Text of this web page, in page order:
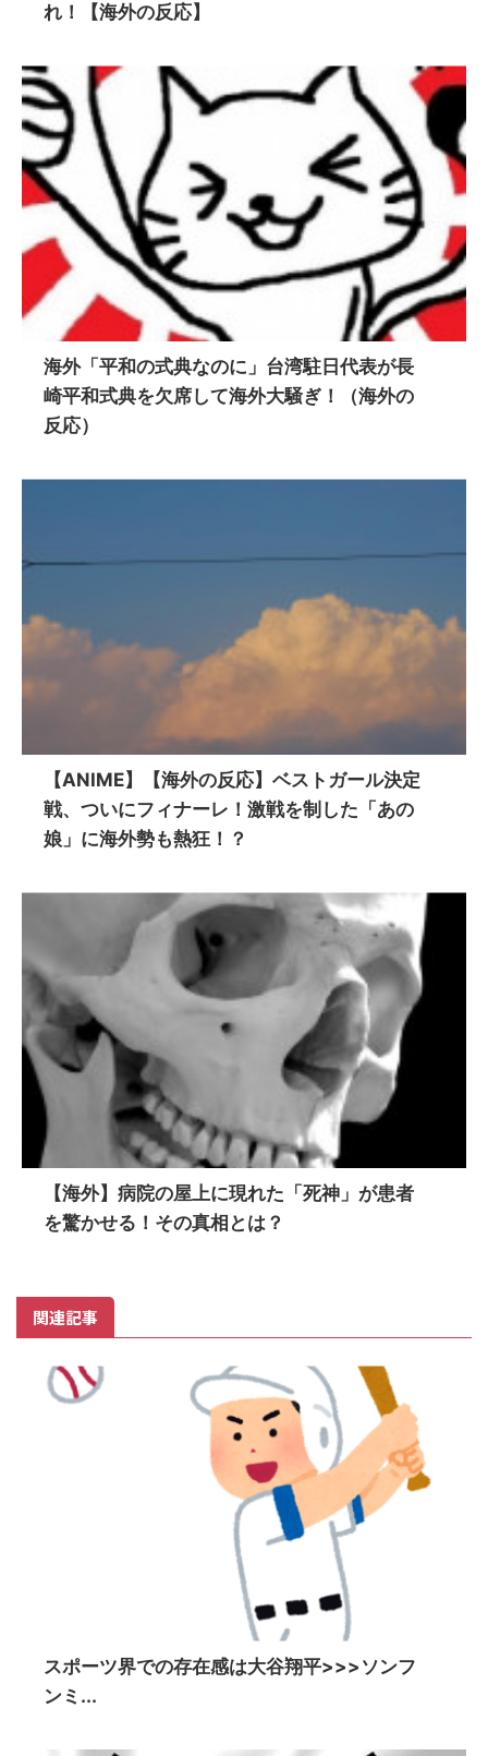
れ！【海外の反応】
海外「平和の式典なのに」台湾駐日代表が長
崎平和式典を欠席して海外大騒ぎ！（海外の
反応）
【ANIME】【海外の反応】ベストガール決定
戦、ついにフィナーレ！激戦を制した「あの
娘」に海外勢も熱狂！？
【海外】病院の屋上に現れた「死神」が患者
を驚かせる！その真相とは？
関連記事
スポーツ界での存在感は大谷翔平>>>ソンフ
ンミ...